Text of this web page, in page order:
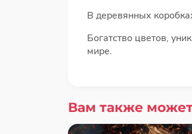
В деревянных
Богатство цветов,
мире.
Вам также